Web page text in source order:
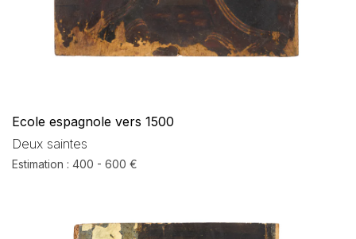
Ecole espagnole vers 1500
Deux saintes
Estimation : 400 - 600 €